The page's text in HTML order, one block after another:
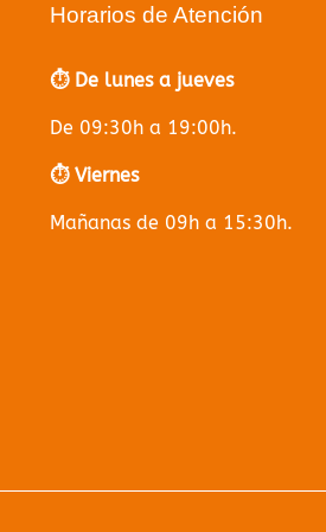
Horarios de Atención
⏱️ De lunes a jueves
De 09:30h a 19:00h.
⏱️ Viernes
Mañanas de 09h a 15:30h.